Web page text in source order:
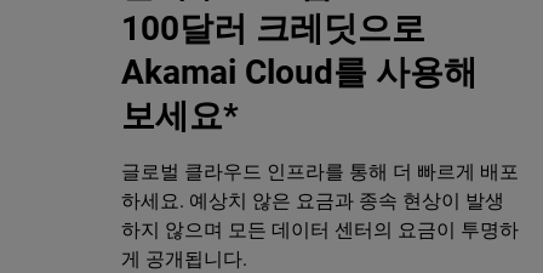
100달러 크레딧으로
Akamai Cloud를 사용해
보세요*
글로벌 클라우드 인프라를 통해 더 빠르게 배포
하세요. 예상치 않은 요금과 종속 현상이 발생
하지 않으며 모든 데이터 센터의 요금이 투명하
게 공개됩니다.